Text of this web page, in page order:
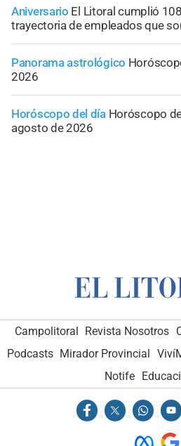
Aniversario El Litoral cumplió
trayectoria de empleados que
Panorama astrológico
2026
Horóscopo del día Horóscopo
agosto de 2026
Campolitoral Revista Nosotros
Podcasts Mirador Provincial
Notife